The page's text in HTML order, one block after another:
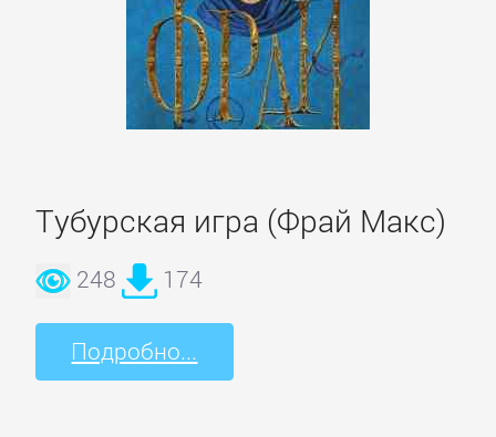
Тубурская игра (Фрай Макс)
248 174
Подробно...
животные
Развлечения
Сад
и
Огород
Самосовершенствование